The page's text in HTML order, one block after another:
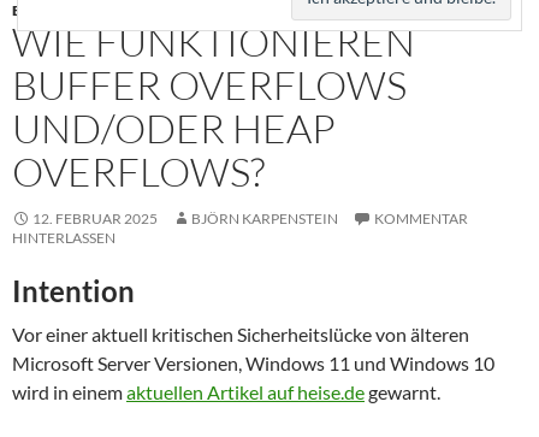
BETRIEBSSYSTEME IT SICHERHEIT U. CYBERSECURITY
WIE FUNKTIONIEREN
BUFFER OVERFLOWS
UND/ODER HEAP
OVERFLOWS?
12. FEBRUAR 2025 BJÖRN KARPENSTEIN
KOMMENTAR
HINTERLASSEN
Intention
Vor einer aktuell kritischen Sicherheitslücke von älteren
Microsoft Server Versionen, Windows 11 und Windows 10
wird in einemaktuellen Artikel auf heise.degewarnt.